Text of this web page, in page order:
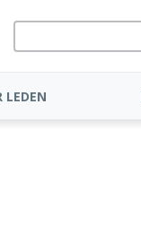
LEDEN